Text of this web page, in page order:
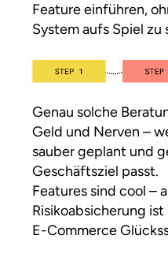
Feature einführen,
System aufs Spiel zu
Genau solche
Geld und Nerven –
sauber geplant und
Geschäftsziel passt.
Features sind cool –
Risikoabsicherung
E-Commerce